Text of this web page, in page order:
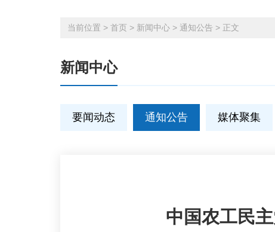
当前位置 > 首页 > 新闻中心 > 通知公告 > 正文
新闻中心
要闻动态 通知公告 媒体聚集
中国农工民